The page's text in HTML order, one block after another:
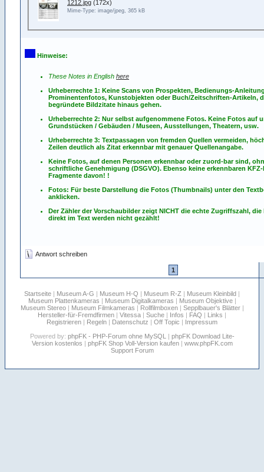
1212.jpg (172x)
Mime-Type: image/jpeg, 365 kB
Hinweise:
These Notes in English here
Urheberrechte 1: Keine Scans von Prospekten, Bedienungs-
Prominentenfotos, Kunstobjekten oder Buch/Zeitschriften-Artikeln,
begründete Bildzitate hinaus gehen.
Urheberrechte 2: Nur selbst aufgenommene Fotos. Keine Fotos auf
Grundstücken / Gebäuden / Museen, Ausstellungen, Theatern, usw.
Urheberrechte 3: Textpassagen von fremden Quellen vermeiden,
Zeilen deutlich als Zitat erkennbar mit genauer Quellenangabe.
Keine Fotos, auf denen Personen erkennbar oder zuord-bar sind,
schriftliche Genehmigung (DSGVO). Ebenso keine erkennbaren
Fragmente davon! !
Fotos: Für beste Darstellung die Fotos (Thumbnails) unter den
anklicken.
Der Zähler der Vorschaubilder zeigt NICHT die echte Zugriffszahl,
direkt im Text werden nicht gezählt!
Antwort schreiben
1
Startseite | Museum A-G | Museum H-Q | Museum R-Z | Museum Kleinbild |
Museum Plattenkameras | Museum Digitalkameras | Museum Objektive|
Museum Stereo| Museum Filmkameras | Rollfilmboxen| Sepplbauer's Blätter|
Hersteller-für-Fremdfirmen | Vitessa | Suche | Infos | FAQ | Links |
Registrieren | Regeln | Datenschutz | Off Topic | Impressum
Powered by: phpFK - PHP-Forum ohne MySQL | phpFK Download Lite-
Version kostenlos | phpFK Shop Voll-Version kaufen| www.phpFK.com
Support Forum